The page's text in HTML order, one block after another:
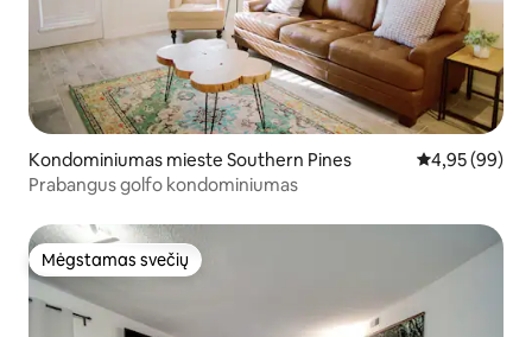
Kondominiumas mieste Southern Pines Vidutinis
4,95 (99)
Prabangus golfo kondominiumas
Mėgstamas svečių
Mėgstamas svečių